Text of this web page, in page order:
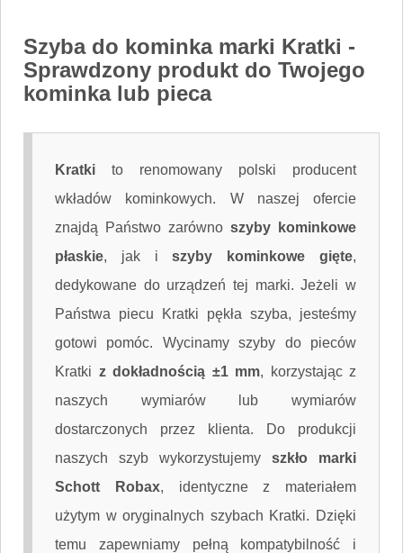
Szyba do kominka marki Kratki -
Sprawdzony produkt do Twojego
kominka lub pieca
Kratki to renomowany polski producent
wkładów kominkowych. W naszej ofercie
znajdą Państwo zarówno szyby kominkowe
płaskie, jak iszyby kominkowe gięte,
dedykowane do urządzeń tej marki. Jeżeli w
Państwa piecu Kratki pękła szyba, jesteśmy
gotowi pomóc. Wycinamy szyby do pieców
Kratki z dokładnością ±1 mm, korzystając z
naszych wymiarów lub wymiarów
dostarczonych przez klienta. Do produkcji
naszych szyb wykorzystujemy szkło marki
Schott Robax, identyczne z materiałem
użytym w oryginalnych szybach Kratki. Dzięki
temu zapewniamy pełną kompatybilność i